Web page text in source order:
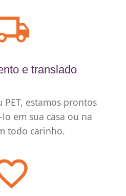
e translado
estamos prontos
em sua casa ou na
todo carinho.